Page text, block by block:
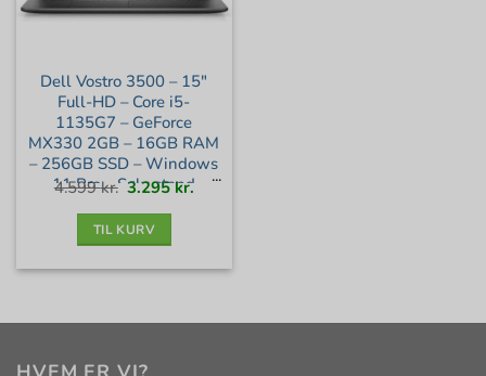
Dell Vostro 3500 – 15″
Full-HD – Core i5-
1135G7 – GeForce
MX330 2GB – 16GB RAM
– 256GB SSD – Windows
11 Pro – Sølv stand
4.599kr. Den
oprindelige
pris
3.295kr.Den
TIL KURV